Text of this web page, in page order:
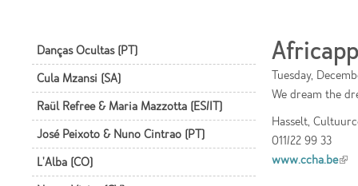
Danças Ocultas (PT)
Cula Mzansi (SA)
Raül Refree & Maria Mazzotta (ES/IT)
José Peixoto & Nuno Cintrao (PT)
L'Alba (CO)
Tuesday,
We dream the
Hasselt,
011/22 99 33
www.ccha.be